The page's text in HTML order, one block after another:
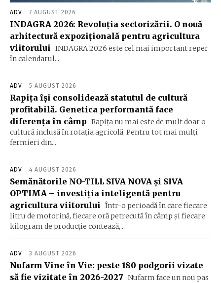
ADV 7 AUGUST 2026
INDAGRA 2026: Revoluția sectorizării. O nouă
arhitectură expozițională pentru agricultura
viitorului INDAGRA 2026 este cel mai important reper
în calendarul...
ADV 5 AUGUST 2026
Rapița își consolidează statutul de cultură
profitabilă. Genetica performantă face
diferența în câmp Rapița nu mai este de mult doar o
cultură inclusă în rotația agricolă. Pentru tot mai mulți
fermieri din...
ADV 4 AUGUST 2026
Semănătorile NO-TILL SIVA NOVA și SIVA
OPTIMA – investiția inteligentă pentru
agricultura viitorului Într-o perioadă în care fiecare
litru de motorină, fiecare oră petrecută în câmp și fiecare
kilogram de producție contează,...
ADV 3 AUGUST 2026
Nufarm Vine în Vie: peste 180 podgorii vizate
să fie vizitate în 2026-2027 Nufarm face un nou pas